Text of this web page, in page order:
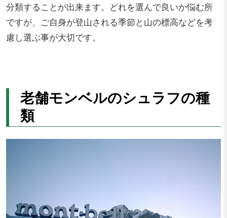
分類することが出来ます。どれを選んで良いか悩む所
ですが、ご自身が登山される季節と山の標高などを考
慮し選ぶ事が大切です。
老舗モンベルのシュラフの種
類